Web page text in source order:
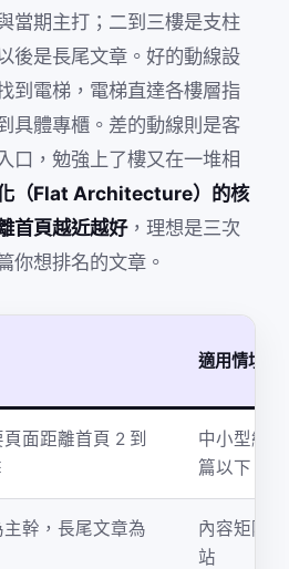
當期主打；二到三樓是支柱
後是長尾文章。好的動線設
到電梯，電梯直達各樓層指
具體專櫃。差的動線則是客
口，勉強上了樓又在一堆相
（Flat Architecture）的核
首頁越近越好，理想是三次
你想排名的文章。
適用情境
面距離首頁 2 到
中小型網
篇以下
幹，長尾文章為
內容矩陣
站